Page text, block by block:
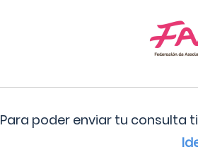
Para poder enviar tu consulta